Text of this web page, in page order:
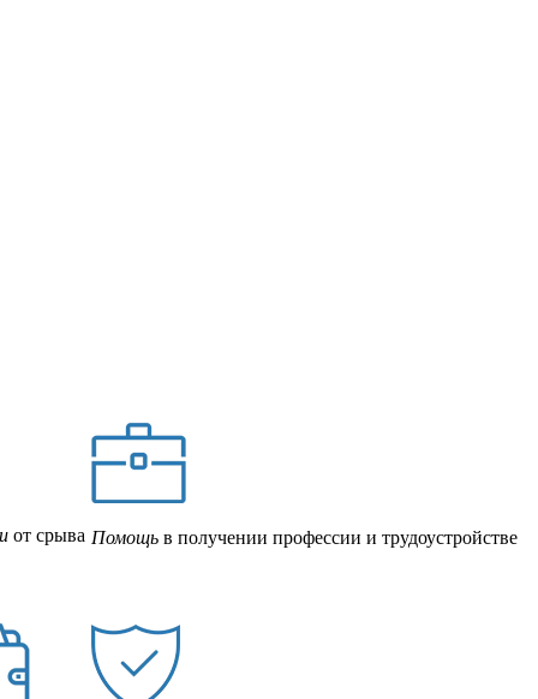
от срыва Помощь в получении профессии и трудоустройстве